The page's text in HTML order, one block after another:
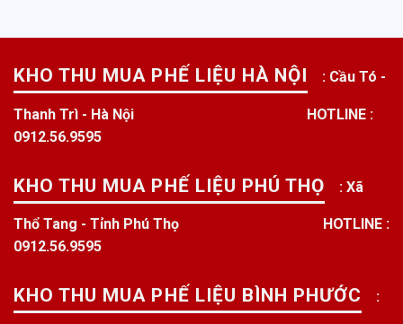
KHO THU MUA PHẾ LIỆU HÀ NỘI : Cầu Tó -
Thanh Trì - Hà Nội
HOTLINE :
0912.56.9595
KHO THU MUA PHẾ LIỆU PHÚ THỌ : Xã
Thổ Tang - Tỉnh Phú Thọ
HOTLINE :
0912.56.9595
KHO THU MUA PHẾ LIỆU BÌNH PHƯỚC :